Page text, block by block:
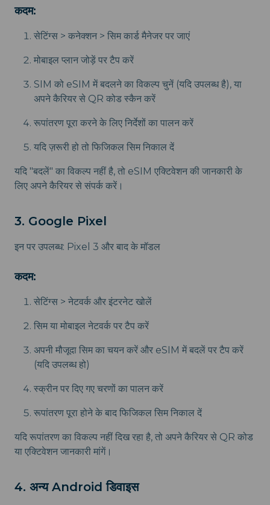
कदम:
सेटिंग्स > कनेक्शन > सिम कार्ड मैनेजर पर जाएं
मोबाइल प्लान जोड़ें पर टैप करें
SIM को eSIM में बदलने का विकल्प चुनें (यदि उपलब्ध है), या
अपने कैरियर से QR कोड स्कैन करें
रूपांतरण पूरा करने के लिए निर्देशों का पालन करें
यदि ज़रूरी हो तो फिजिकल सिम निकाल दें
यदि "बदलें" का विकल्प नहीं है, तो eSIM एक्टिवेशन की जानकारी के
लिए अपने कैरियर से संपर्क करें।
3. Google Pixel
इन पर उपलब्ध: Pixel 3 और बाद के मॉडल
कदम:
सेटिंग्स > नेटवर्क और इंटरनेट खोलें
सिम या मोबाइल नेटवर्क पर टैप करें
अपनी मौजूदा सिम का चयन करें और eSIM में बदलें पर टैप करें
(यदि उपलब्ध हो)
स्क्रीन पर दिए गए चरणों का पालन करें
रूपांतरण पूरा होने के बाद फिजिकल सिम निकाल दें
यदि रूपांतरण का विकल्प नहीं दिख रहा है, तो अपने कैरियर से QR कोड
या एक्टिवेशन जानकारी मांगें।
4. अन्य Android डिवाइस